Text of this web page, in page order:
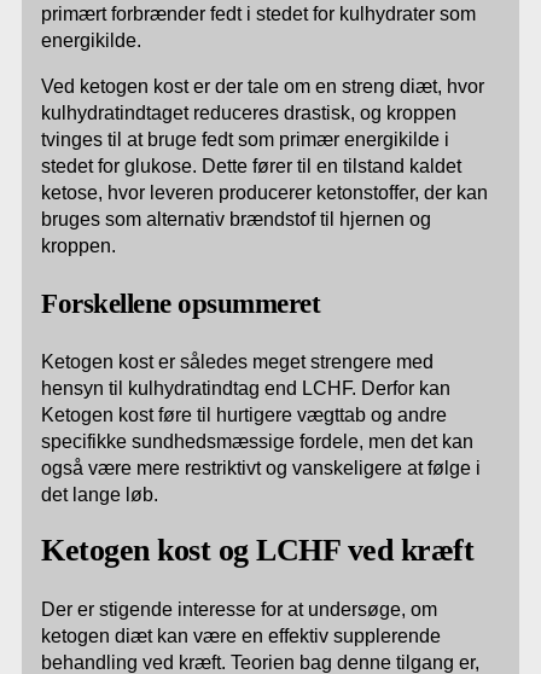
primært forbrænder fedt i stedet for kulhydrater som
energikilde.
Ved ketogen kost er der tale om en streng diæt, hvor
kulhydratindtaget reduceres drastisk, og kroppen
tvinges til at bruge fedt som primær energikilde i
stedet for glukose. Dette fører til en tilstand kaldet
ketose, hvor leveren producerer ketonstoffer, der kan
bruges som alternativ brændstof til hjernen og
kroppen.
Forskellene opsummeret
Ketogen kost er således meget strengere med
hensyn til kulhydratindtag end LCHF. Derfor kan
Ketogen kost føre til hurtigere vægttab og andre
specifikke sundhedsmæssige fordele, men det kan
også være mere restriktivt og vanskeligere at følge i
det lange løb.
Ketogen kost og LCHF ved kræft
Der er stigende interesse for at undersøge, om
ketogen diæt kan være en effektiv supplerende
behandling ved kræft. Teorien bag denne tilgang er,